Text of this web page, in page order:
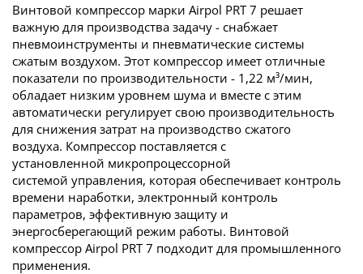
Винтовой компрессор марки Airpol PRT 7 решает
важную для производства задачу - снабжает
пневмоинструменты и пневматические системы
сжатым воздухом. Этот компрессор имеет отличные
показатели по производительности - 1,22 м³/мин,
обладает низким уровнем шума и вместе с этим
автоматически регулирует свою производительность
для снижения затрат на производство сжатого
воздуха. Компрессор поставляется с
установленной микропроцессорной
системой управления, которая обеспечивает контроль
времени наработки, электронный контроль
параметров, эффективную защиту и
энергосберегающий режим работы. Винтовой
компрессор Airpol PRT 7 подходит для промышленного
применения.